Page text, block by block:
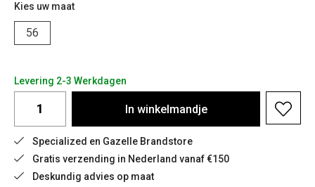
Kies uw maat
56
Levering 2-3 Werkdagen
In winkelmandje
Specialized en Gazelle Brandstore
Gratis verzending in Nederland vanaf €150
Deskundig advies op maat